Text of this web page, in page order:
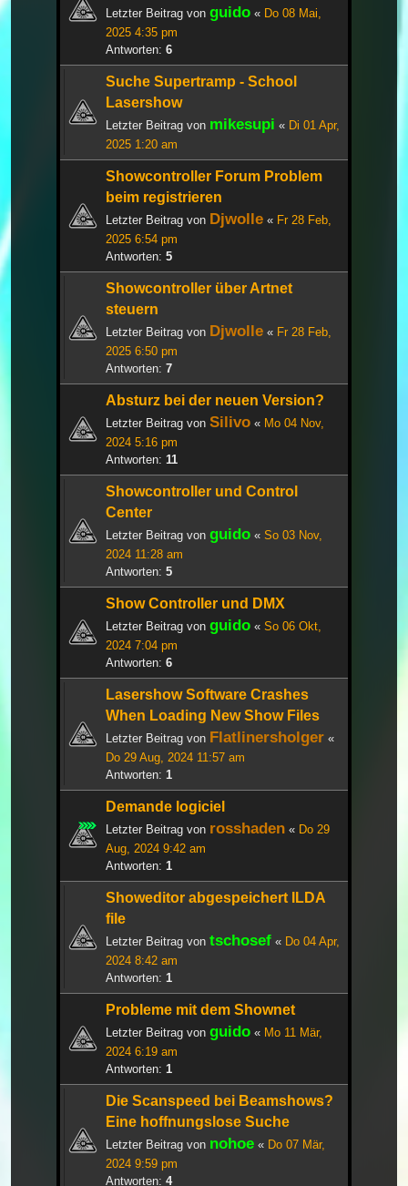
Letzter Beitrag von guido « Do 08 Mai,
2025 4:35 pm
Antworten: 6
Suche Supertramp - School
Lasershow
Letzter Beitrag von mikesupi « Di 01 Apr,
2025 1:20 am
Showcontroller Forum Problem
beim registrieren
Letzter Beitrag von Djwolle « Fr 28 Feb,
2025 6:54 pm
Antworten: 5
Showcontroller über Artnet
steuern
Letzter Beitrag von Djwolle « Fr 28 Feb,
2025 6:50 pm
Antworten: 7
Absturz bei der neuen Version?
Letzter Beitrag von Silivo « Mo 04 Nov,
2024 5:16 pm
Antworten: 11
Showcontroller und Control
Center
Letzter Beitrag von guido « So 03 Nov,
2024 11:28 am
Antworten: 5
Show Controller und DMX
Letzter Beitrag von guido « So 06 Okt,
2024 7:04 pm
Antworten: 6
Lasershow Software Crashes
When Loading New Show Files
Letzter Beitrag von Flatlinersholger «
Do 29 Aug, 2024 11:57 am
Antworten: 1
Demande logiciel
Letzter Beitrag von rosshaden « Do 29
Aug, 2024 9:42 am
Antworten: 1
Showeditor abgespeichert ILDA
file
Letzter Beitrag von tschosef « Do 04 Apr,
2024 8:42 am
Antworten: 1
Probleme mit dem Shownet
Letzter Beitrag von guido « Mo 11 Mär,
2024 6:19 am
Antworten: 1
Die Scanspeed bei Beamshows?
Eine hoffnungslose Suche
Letzter Beitrag von nohoe « Do 07 Mär,
2024 9:59 pm
Antworten: 4